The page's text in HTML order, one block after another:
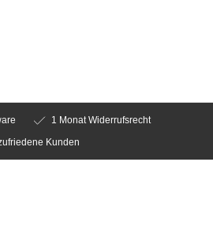
1 Monat Widerrufsrecht
Kunden